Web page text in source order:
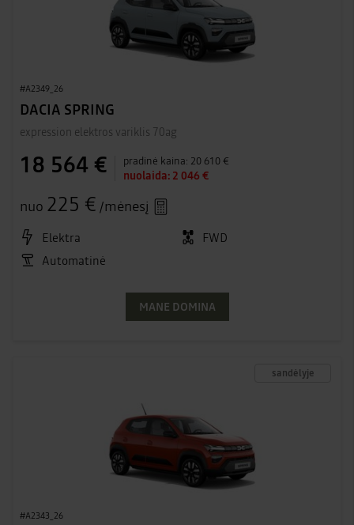
#A2349_26
DACIA SPRING
expression elektros variklis 70ag
18 564 € pradinė kaina: 20 610 €
nuolaida: 2 046 €
nuo 225 € /mėnesį
Elektra
FWD
Automatinė
MANE DOMINA
sandėlyje
#A2343_26